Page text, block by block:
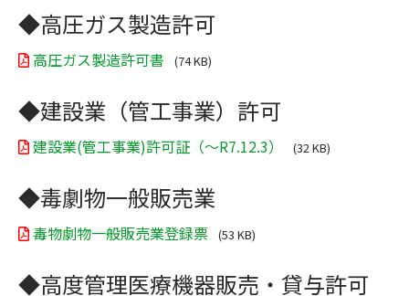
◆高圧ガス製造許可
高圧ガス製造許可書 (74 KB)
◆建設業（管工事業）許可
建設業(管工事業)許可証（～R7.12.3） (32 KB)
◆毒劇物一般販売業
毒物劇物一般販売業登録票 (53 KB)
◆高度管理医療機器販売・貸与許可